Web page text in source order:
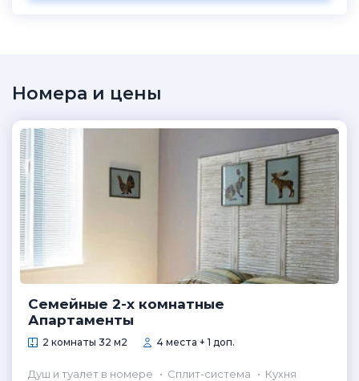
Номера и цены
Семейные 2-х комнатные
Апартаменты
2 комнаты 32 м2 4 места + 1 доп.
Душ и туалет в номере Сплит-система
Кухня